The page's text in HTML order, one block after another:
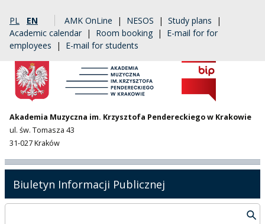
PL EN AMK OnLine | NESOS | Study plans |
Academic calendar | Room booking | E-mail for for
employees | E-mail for students
Akademia Muzyczna im. Krzysztofa Pendereckiego w Krakowie
ul. św. Tomasza 43
31-027 Kraków
Biuletyn Informacji Publicznej